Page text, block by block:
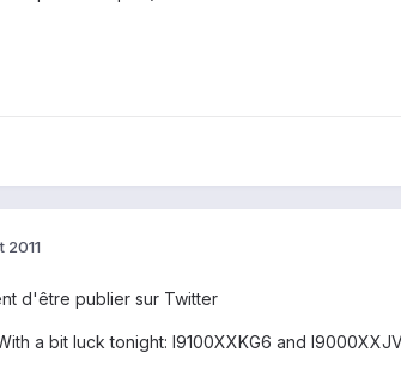
2011
d'être publier sur Twitter
a bit luck tonight: I9100XXKG6 and